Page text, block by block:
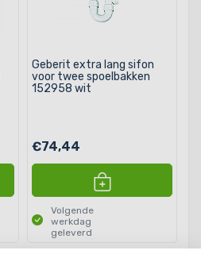
Geberit extra lang sifon
voor twee spoelbakken
152958 wit
€74,44
Volgende
werkdag
geleverd